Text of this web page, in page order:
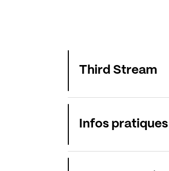
Third Stream
Infos pratiques